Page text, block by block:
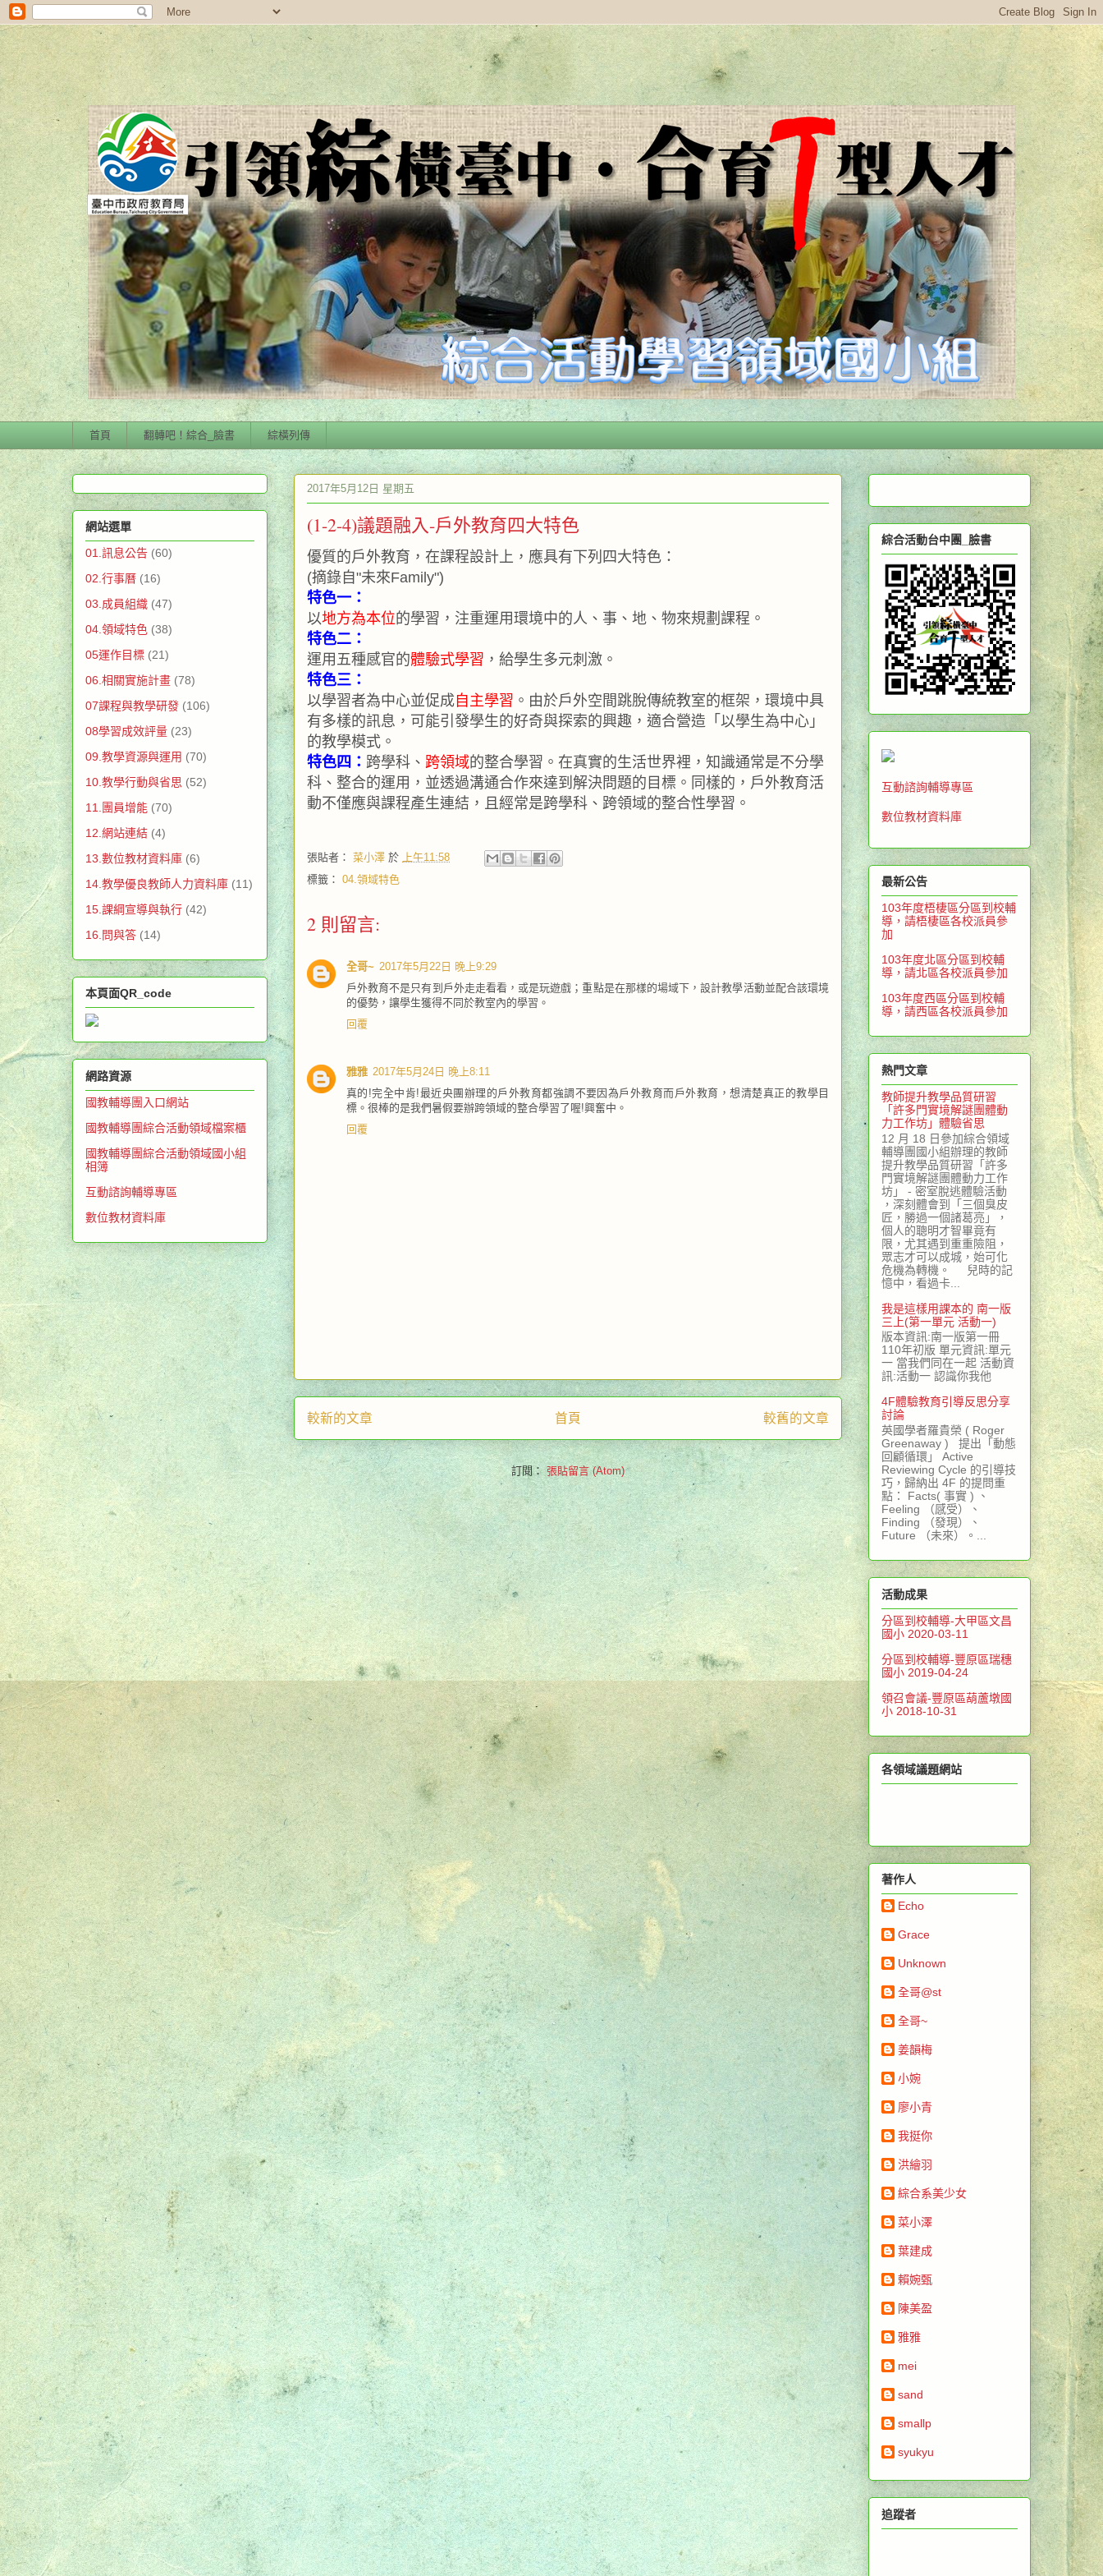
首頁 翻轉吧！綜合_臉書 綜橫列傳
2017年5月12日 星期五
(1-2-4)議題融入-戶外教育四大特色
優質的戶外教育，在課程設計上，應具有下列四大特色：
(摘錄自"未來Family")
特色一：
以地方為本位的學習，注重運用環境中的人、事、地、物來規劃課程。
特色二：
運用五種感官的體驗式學習 ，給學生多元刺激。
特色三：
以學習者為中心並促成自主學習 。由於戶外空間跳脫傳統教室的框架，環境中具
有多樣的訊息，可能引發學生的好奇與探索的興趣，適合營造「以學生為中心」
的教學模式。
特色四： 跨學科、 跨領域的整合學習。在真實的生活世界裡，知識通常是不分學
科、整合的運用，並透過溝通合作來達到解決問題的目標。同樣的，戶外教育活
動不僅應與課程產生連結，且經常是跨學科、跨領域的整合性學習。
張貼者： 菜小澤 於
上午11:58
標籤： 04.領域特色
2 則留言:
全哥~ 2017年5月22日 晚上9:29
戶外教育不是只有到戶外走走看看，或是玩遊戲；重點是在那樣的場域下，設計教學活動並配合該環境
的優勢，讓學生獲得不同於教室內的學習。
回覆
雅雅 2017年5月24日 晚上8:11
真的!完全中肯!最近央團辦理的戶外教育都強調不要因為戶外教育而戶外教育，想清楚真正的教學目
標。很棒的是我們暑假要辦跨領域的整合學習了喔!興奮中。
回覆
較新的文章 較舊的文章
首頁
訂閱： 張貼留言 (Atom)
網站選單
01.訊息公告 (60)
02.行事曆 (16)
03.成員組織 (47)
04.領域特色 (38)
05運作目標 (21)
06.相關實施計畫 (78)
07課程與教學研發 (106)
08學習成效評量 (23)
09.教學資源與運用 (70)
10.教學行動與省思 (52)
11.團員增能 (70)
12.網站連結 (4)
13.數位教材資料庫 (6)
14.教學優良教師人力資料庫 (11)
15.課綱宣導與執行 (42)
16.問與答 (14)
本頁面QR_code
網路資源
國教輔導團入口網站
國教輔導團綜合活動領域檔案櫃
國教輔導團綜合活動領域國小組
相簿
互動諮詢輔導專區
數位教材資料庫
綜合活動台中團_臉書
互動諮詢輔導專區
數位教材資料庫
最新公告
103年度梧棲區分區到校輔
導，請梧棲區各校派員參
加
103年度北區分區到校輔
導，請北區各校派員參加
103年度西區分區到校輔
導，請西區各校派員參加
熱門文章
教師提升教學品質研習
「許多門實境解謎團體動
力工作坊」體驗省思
12 月 18 日參加綜合領域
輔導團國小組辦理的教師
提升教學品質研習「許多
門實境解謎團體動力工作
坊」 - 密室脫逃體驗活動
，深刻體會到「三個臭皮
匠，勝過一個諸葛亮」，
個人的聰明才智畢竟有
限，尤其遇到重重險阻，
眾志才可以成城，始可化
危機為轉機。 兒時的記
憶中，看過卡...
我是這樣用課本的 南一版
三上(第一單元 活動一)
版本資訊:南一版第一冊
110年初版 單元資訊:單元
一 當我們同在一起 活動資
訊:活動一 認識你我他
4F體驗教育引導反思分享
討論
英國學者羅貴榮 ( Roger
Greenaway ) 提出「動態
回顧循環」 Active
Reviewing Cycle 的引導技
巧，歸納出 4F 的提問重
點： Facts( 事實 ) 、
Feeling （感受）、
Finding （發現）、
Future （未來）。...
活動成果
分區到校輔導-大甲區文昌
國小 2020-03-11
分區到校輔導-豐原區瑞穗
國小 2019-04-24
領召會議-豐原區葫蘆墩國
小 2018-10-31
各領域議題網站
著作人
Echo
Grace
Unknown
全哥@st
全哥~
姜韻梅
小婉
廖小青
我挺你
洪繪羽
綜合系美少女
菜小澤
葉建成
賴婉甄
陳美盈
雅雅
mei
sand
smallp
syukyu
追蹤者